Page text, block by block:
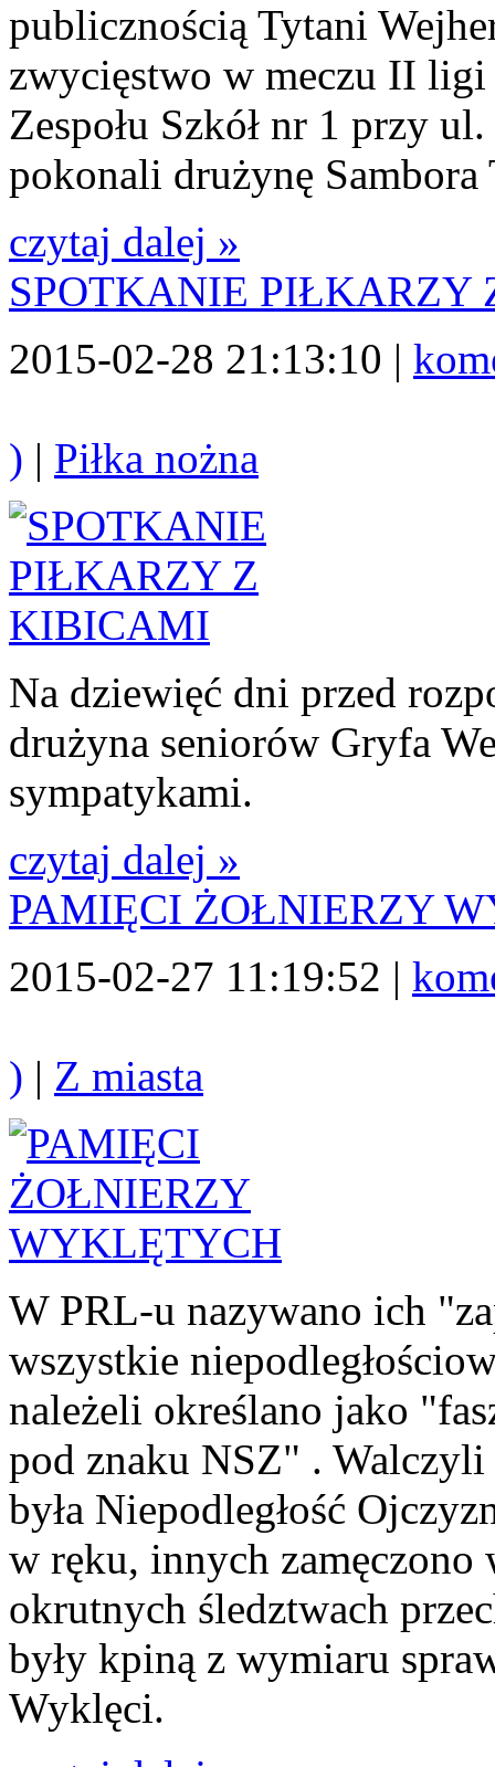
publicznością Tytani
zwycięstwo w meczu II
Zespołu Szkół nr 1 przy
pokonali drużynę Sambora
czytaj dalej »
SPOTKANIE
2015-02-28 21:13:10 |
) | Piłka nożna
Na dziewięć dni przed
drużyna seniorów Gryfa
sympatykami.
czytaj dalej »
PAMIĘCI ŻOŁNIERZY
2015-02-27 11:19:52 |
) | Z miasta
W PRL-u nazywano ich
wszystkie
należeli określano jako
pod znaku NSZ" .
była Niepodległość
w ręku, innych zamęczono
okrutnych śledztwach
były kpiną z wymiaru
Wyklęci.